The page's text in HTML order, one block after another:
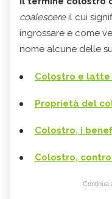
coalescereil cui
ingrossare e come
nome alcune delle
Colostro e latte
Proprietà del
Colostro, i
Colostro,
Continua